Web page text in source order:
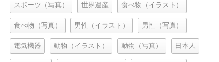
スポーツ（写真） 世界遺産 食べ物（イラスト）
食べ物（写真） 男性（イラスト） 男性（写真）
電気機器 動物（イラスト） 動物（写真） 日本人